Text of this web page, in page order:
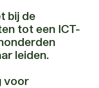
bij de
tot een ICT-
leiden.
voor